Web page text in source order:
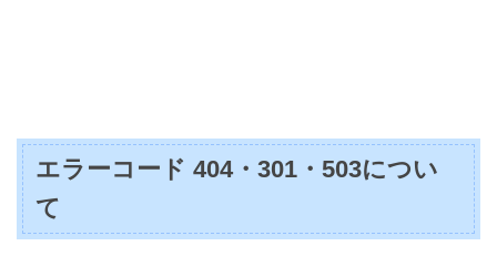
エラーコード 404・301・503につい
て